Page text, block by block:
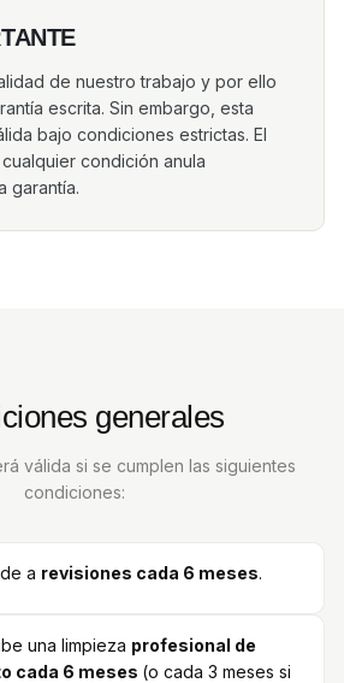
de nuestro trabajo y por ello
escrita. Sin embargo, esta
bajo condiciones estrictas. El
condición anula
garantía.
generales
válida si se cumplen las siguientes
condiciones:
a revisiones cada 6 meses.
una limpieza profesional de
cada 6 meses (o cada 3 meses si